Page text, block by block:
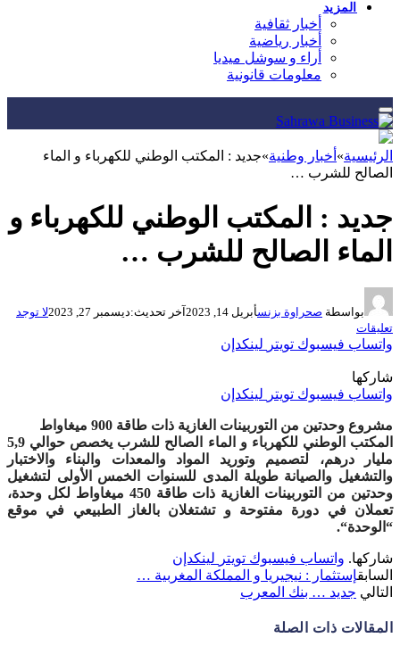
المزيد
أخبار ثقافية
أخبار رياضية
أراء و سوشل ميديا
معلومات قانونية
الرئيسية» أخبار وطنية»جديد : المكتب الوطني للكهرباء و الماء
الصالح للشرب …
جديد : المكتب الوطني للكهرباء و
الماء الصالح للشرب …
بواسطة صحراوة بزنسأبريل 14, 2023 آخر تحديث:ديسمبر 27, 2023
لا توجد
تعليقات
واتساب فيسبوك تويتر لينكدإن
شاركها
واتساب فيسبوك تويتر لينكدإن
مشروع وحدتين من التوربينات الغازية ذات طاقة 900 ميغاواط
المكتب الوطني للكهرباء و الماء الصالح للشرب يخصص حوالي 5,9
مليار درهم، لتصميم وتوريد المواد والمعدات والبناء والاختبار
والتشغيل والصيانة طويلة المدى للسنوات الخمس الأولى لتشغيل
وحدتين من التوربينات الغازية ذات طاقة 450 ميغاواط لكل وحدة،
تعملان في دورة مفتوحة و تشتغلان بالغاز الطبيعي في موقع
“الوحدة“.
شاركها. واتساب فيسبوك تويتر لينكدإن
السابقإستثمار : نيجيريا و المملكة المغربية …
التالي جديد … بنك المعرب
المقالات ذات الصلة